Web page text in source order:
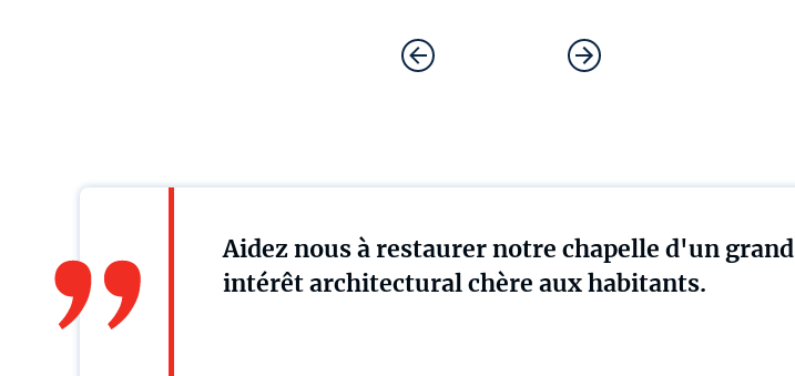
Aidez nous à restaurer notre chapelle d'un grand
intérêt architectural chère aux habitants.